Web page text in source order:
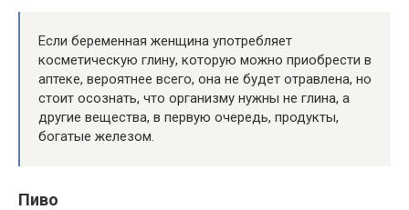
Если беременная женщина употребляет
косметическую глину, которую можно приобрести в
аптеке, вероятнее всего, она не будет отравлена, но
стоит осознать, что организму нужны не глина, а
другие вещества, в первую очередь, продукты,
богатые железом.
Пиво